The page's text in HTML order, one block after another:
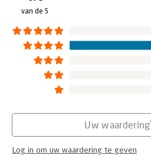
van de 5
Uw waardering
Log in om uw waardering te geven